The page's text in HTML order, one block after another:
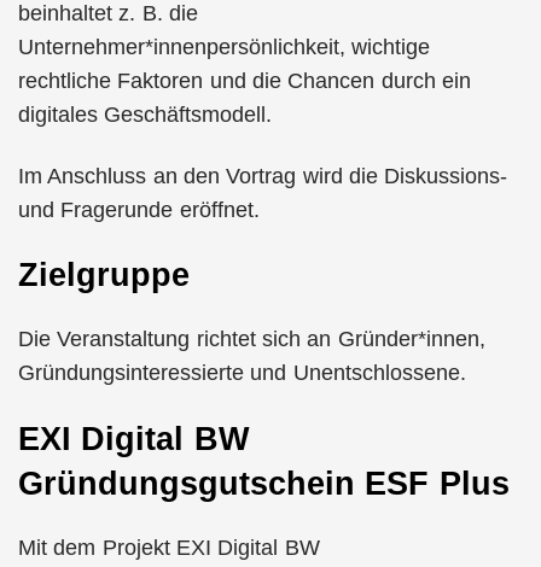
beinhaltet z. B. die
Unternehmer*innenpersönlichkeit, wichtige
rechtliche Faktoren und die Chancen durch ein
digitales Geschäftsmodell.
Im Anschluss an den Vortrag wird die Diskussions-
und Fragerunde eröffnet.
Zielgruppe
Die Veranstaltung richtet sich an Gründer*innen,
Gründungsinteressierte und Unentschlossene.
EXI Digital BW
Gründungsgutschein ESF Plus
Mit dem Projekt EXI Digital BW